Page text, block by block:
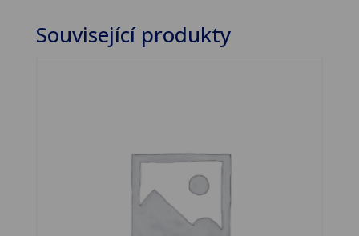
Související produkty